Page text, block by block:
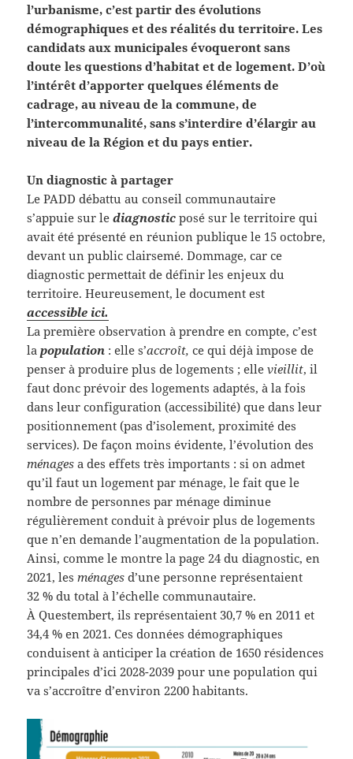
l’urbanisme, c’est partir des évolutions
démographiques et des réalités du territoire. Les
candidats aux municipales évoqueront sans
doute les questions d’habitat et de logement. D’où
l’intérêt d’apporter quelques éléments de
cadrage, au niveau de la commune, de
l’intercommunalité, sans s’interdire d’élargir au
niveau de la Région et du pays entier.
Un diagnostic à partager
Le PADD débattu au conseil communautaire
s’appuie sur lediagnostic posé sur le territoire qui
avait été présenté en réunion publique le 15 octobre,
devant un public clairsemé. Dommage, car ce
diagnostic permettait de définir les enjeux du
territoire. Heureusement, le document est
accessible ici.
La première observation à prendre en compte, c’est
lapopulation : elle s’accroît, ce qui déjà impose de
penser à produire plus de logements ; ellevieillit, il
faut donc prévoir des logements adaptés, à la fois
dans leur configuration (accessibilité) que dans leur
positionnement (pas d’isolement, proximité des
services). De façon moins évidente, l’évolution des
ménages a des effets très importants : si on admet
qu’il faut un logement par ménage, le fait que le
nombre de personnes par ménage diminue
régulièrement conduit à prévoir plus de logements
que n’en demande l’augmentation de la population.
Ainsi, comme le montre la page 24 du diagnostic, en
2021, les ménages d’une personne représentaient
32 % du total à l’échelle communautaire.
À Questembert, ils représentaient 30,7 % en 2011 et
34,4 % en 2021. Ces données démographiques
conduisent à anticiper la création de 1650 résidences
principales d’ici 2028-2039 pour une population qui
va s’accroître d’environ 2200 habitants.